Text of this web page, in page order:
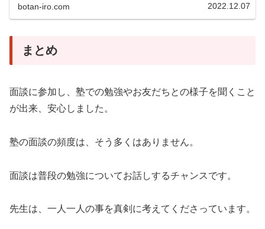
botan-iro.com 2022.12.07
まとめ
面談に参加し、塾での勉強やお友だちとの様子を聞くこと
が出来、安心しました。
塾の面談の頻度は、そう多くはありません。
面談は普段の勉強についてお話しするチャンスです。
先生は、一人一人の事を真剣に考えてくださっています。